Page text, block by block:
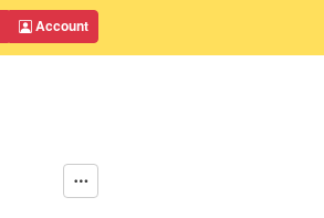
Account